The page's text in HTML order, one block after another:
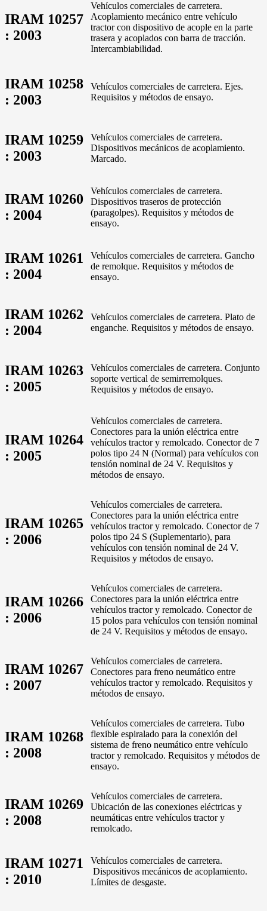
IRAM 10257
: 2003
Vehículos comerciales de carretera.
Acoplamiento mecánico entre vehículo
tractor con dispositivo de acople en la parte
trasera y acoplados con barra de tracción.
Intercambiabilidad.
IRAM 10258
: 2003
Vehículos comerciales de carretera. Ejes.
Requisitos y métodos de ensayo.
IRAM 10259
: 2003
Vehículos comerciales de carretera.
Dispositivos mecánicos de acoplamiento.
Marcado.
IRAM 10260
: 2004
Vehículos comerciales de carretera.
Dispositivos traseros de protección
(paragolpes). Requisitos y métodos de
ensayo.
IRAM 10261
: 2004
Vehículos comerciales de carretera. Gancho
de remolque. Requisitos y métodos de
ensayo.
IRAM 10262
: 2004
Vehículos comerciales de carretera. Plato de
enganche. Requisitos y métodos de ensayo.
IRAM 10263
: 2005
Vehículos comerciales de carretera. Conjunto
soporte vertical de semirremolques.
Requisitos y métodos de ensayo.
IRAM 10264
: 2005
Vehículos comerciales de carretera.
Conectores para la unión eléctrica entre
vehículos tractor y remolcado. Conector de 7
polos tipo 24 N (Normal) para vehículos con
tensión nominal de 24 V. Requisitos y
métodos de ensayo.
IRAM 10265
: 2006
Vehículos comerciales de carretera.
Conectores para la unión eléctrica entre
vehículos tractor y remolcado. Conector de 7
polos tipo 24 S (Suplementario), para
vehículos con tensión nominal de 24 V.
Requisitos y métodos de ensayo.
IRAM 10266
: 2006
Vehículos comerciales de carretera.
Conectores para la unión eléctrica entre
vehículos tractor y remolcado. Conector de
15 polos para vehículos con tensión nominal
de 24 V. Requisitos y métodos de ensayo.
IRAM 10267
: 2007
Vehículos comerciales de carretera.
Conectores para freno neumático entre
vehículos tractor y remolcado. Requisitos y
métodos de ensayo.
IRAM 10268
: 2008
Vehículos comerciales de carretera. Tubo
flexible espiralado para la conexión del
sistema de freno neumático entre vehículo
tractor y remolcado. Requisitos y métodos de
ensayo.
IRAM 10269
: 2008
Vehículos comerciales de carretera.
Ubicación de las conexiones eléctricas y
neumáticas entre vehículos tractor y
remolcado.
IRAM 10271
: 2010
Vehículos comerciales de carretera.
Dispositivos mecánicos de acoplamiento.
Límites de desgaste.